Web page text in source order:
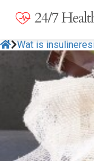
Wat is